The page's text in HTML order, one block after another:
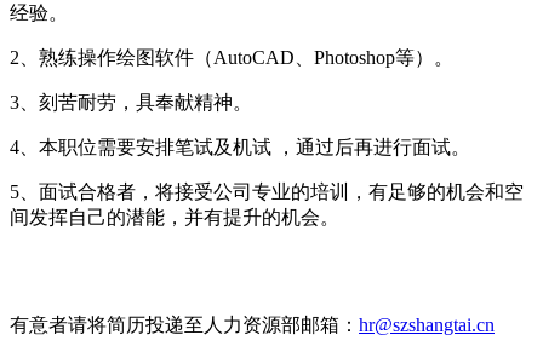
经验。
2、熟练操作绘图软件（AutoCAD、Photoshop等）。
3、刻苦耐劳，具奉献精神。
4、本职位需要安排笔试及机试 ，通过后再进行面试。
5、面试合格者，将接受公司专业的培训，有足够的机会和空
间发挥自己的潜能，并有提升的机会。
有意者请将简历投递至人力资源部邮箱： hr@szshangtai.cn